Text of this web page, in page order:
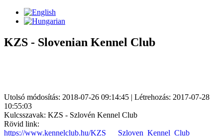
KZS - Slovenian Kennel Club
Utolsó módosítás: 2018-07-26 09:14:45 | Létrehozás: 2017-07-28
10:55:03
Kulcsszavak: KZS - Szlovén Kennel Club
Rövid link:
https://www.kennelclub.hu/KZS___Szloven_Kennel_Club